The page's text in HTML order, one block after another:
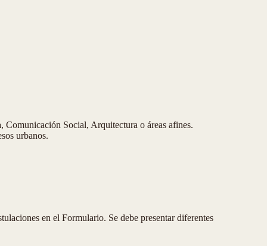
Comunicación Social, Arquitectura o áreas afines.
urbanos.
en el Formulario. Se debe presentar diferentes